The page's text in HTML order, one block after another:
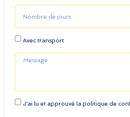
Avec transport
J'ai lu et approuvé la politique de